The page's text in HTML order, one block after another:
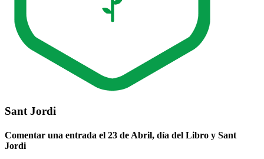
Sant Jordi
Comentar una entrada el 23 de Abril, día del Libro y Sant
Jordi